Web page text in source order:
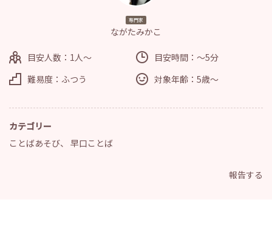
専門家
ながたみかこ
目安人数：1人～
目安時間：～5分
難易度：ふつう
対象年齢：5歳～
カテゴリー
ことばあそび、 早口ことば
報告する